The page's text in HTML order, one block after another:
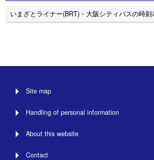
いまざとライナー(BRT)・大阪シティバスの時刻
Site map
Handling of personal information
About this website
Contact